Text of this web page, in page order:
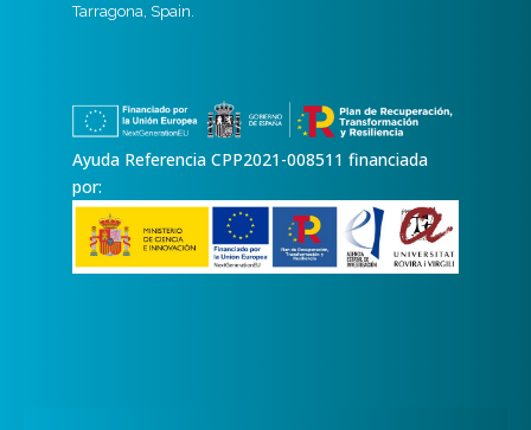
Tarragona, Spain.
Ayuda Referencia CPP2021-008511 financiada
por: